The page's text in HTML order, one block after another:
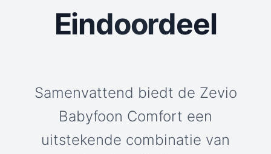
Eindoordeel
Samenvattend biedt de Zevio
Babyfoon Comfort een
uitstekende combinatie van